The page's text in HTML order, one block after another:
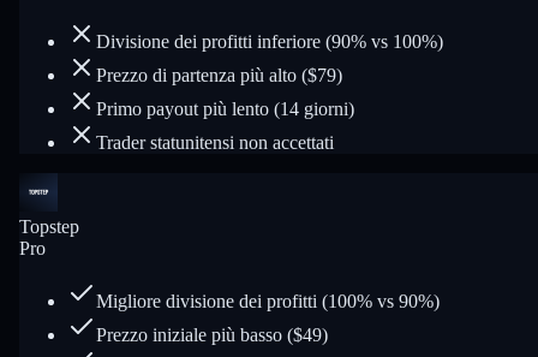
Divisione dei profitti inferiore (90% vs 100%)
Prezzo di partenza più alto ($79)
Primo payout più lento (14 giorni)
Trader statunitensi non accettati
Topstep
Pro
Migliore divisione dei profitti (100% vs 90%)
Prezzo iniziale più basso ($49)